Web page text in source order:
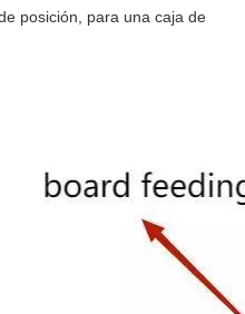
posición, para una caja de